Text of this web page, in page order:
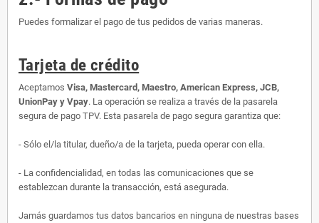
Puedes formalizar el pago de tus pedidos de varias maneras.
Tarjeta de crédito
Aceptamos Visa, Mastercard, Maestro, American Express, JCB,
UnionPay y Vpay. La operación se realiza a través de la pasarela
segura de pago TPV. Esta pasarela de pago segura garantiza que:
- Sólo el/la titular, dueño/a de la tarjeta, pueda operar con ella.
- La confidencialidad, en todas las comunicaciones que se
establezcan durante la transacción, está asegurada.
Jamás guardamos tus datos bancarios en ninguna de nuestras bases